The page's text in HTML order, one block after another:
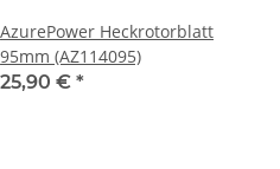
AzurePower Heckrotorblatt
95mm (AZ114095)
25,90 € *